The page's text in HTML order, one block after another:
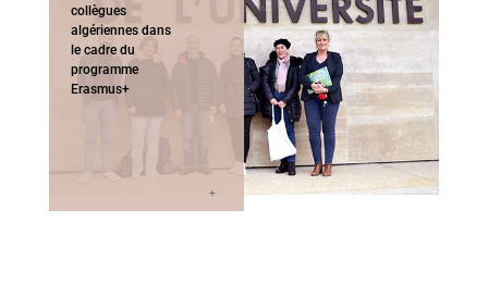
collègues
algériennes dans
le cadre du
programme
Erasmus+